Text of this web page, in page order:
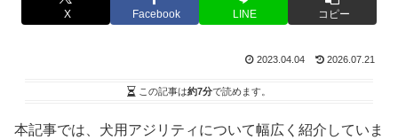
X Facebook LINE コピー
2023.04.04 2026.07.21
この記事は約7分で読めます。
本記事では、犬用アジリティについて幅広く紹介していま